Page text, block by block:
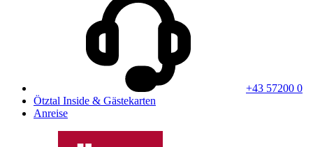
+43 57200 0
Ötztal Inside & Gästekarten
Anreise